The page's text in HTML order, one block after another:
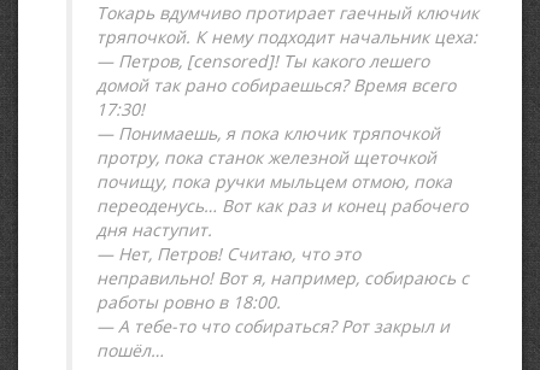
Токарь вдумчиво протирает гаечный ключик
тряпочкой. К нему подходит начальник цеха:
— Петров, [censored]! Ты какого лешего
домой так рано собираешься? Время всего
17:30!
— Понимаешь, я пока ключик тряпочкой
протру, пока станок железной щеточкой
почищу, пока ручки мыльцем отмою, пока
переоденусь… Вот как раз и конец рабочего
дня наступит.
— Нет, Петров! Считаю, что это
неправильно! Вот я, например, собираюсь с
работы ровно в 18:00.
— А тебе-то что собираться? Рот закрыл и
пошёл…